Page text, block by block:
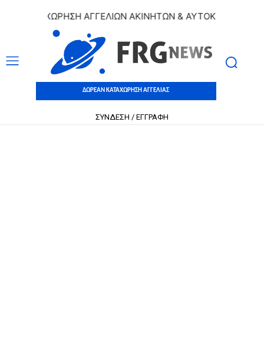
ΚΑΤΑΧΩΡΗΣΗ ΑΓΓΕΛΙΩΝ ΑΚΙΝΗΤΩΝ & ΑΥΤΟΚΙΝΗΤΩΝ |
ΔΩΡΕΑΝ ΚΑΤΑΧΩΡΗΣΗ ΑΓΓΕΛΙΑΣ
ΣΥΝΔΕΣΗ / ΕΓΓΡΑΦΗ